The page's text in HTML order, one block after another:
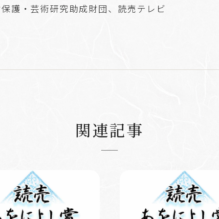
護・芸術研究助成財団、読売テレビ
関連記事